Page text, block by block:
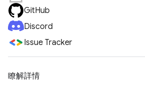
GitHub
Discord
Issue Tracker
瞭解詳情